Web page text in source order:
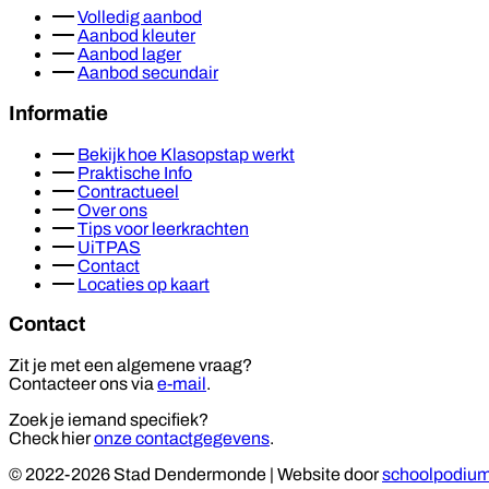
Volledig aanbod
Aanbod kleuter
Aanbod lager
Aanbod secundair
Informatie
Bekijk hoe Klasopstap werkt
Praktische Info
Contractueel
Over ons
Tips voor leerkrachten
UiTPAS
Contact
Locaties op kaart
Contact
Zit je met een algemene vraag?
Contacteer ons via e-mail.
Zoek je iemand specifiek?
Check hieronze contactgegevens.
© 2022-2026 Stad Dendermonde | Website door